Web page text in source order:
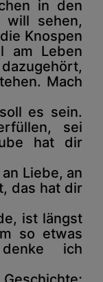
in den
will sehen,
Knospen
am Leben
Mach
es sein.
sei
hat dir
Liebe, an
das hat dir
ist längst
so etwas
ich